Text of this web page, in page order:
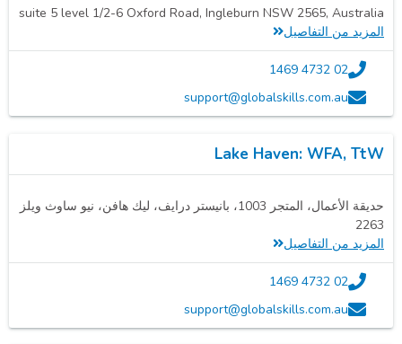
suite 5 level 1/2-6 Oxford Road, Ingleburn NSW 2565, Australia
المزيد من التفاصيل
02 4732 1469
support@globalskills.com.au
Lake Haven: WFA, TtW
حديقة الأعمال، المتجر 1003، بانيستر درايف، ليك هافن، نيو ساوث ويلز
2263
المزيد من التفاصيل
02 4732 1469
support@globalskills.com.au